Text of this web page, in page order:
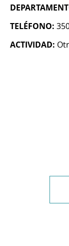
TELÉFONO:
ACTIVIDAD: